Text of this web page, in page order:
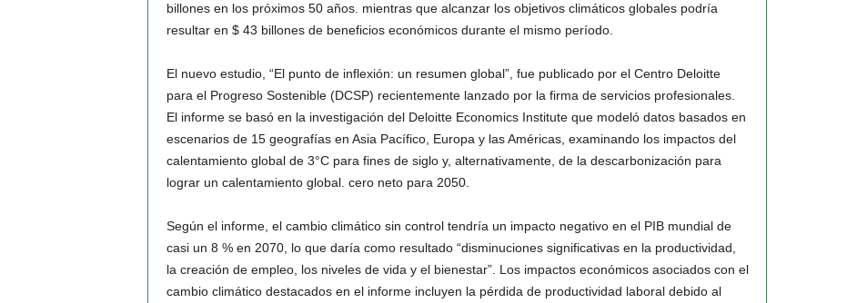
billones en los próximos 50 años. mientras que alcanzar los objetivos climáticos globales podría
resultar en $ 43 billones de beneficios económicos durante el mismo período.
El nuevo estudio, “El punto de inflexión: un resumen global”, fue publicado por el Centro Deloitte
para el Progreso Sostenible (DCSP) recientemente lanzado por la firma de servicios profesionales.
El informe se basó en la investigación del Deloitte Economics Institute que modeló datos basados ​​en
escenarios de 15 geografías en Asia Pacífico, Europa y las Américas, examinando los impactos del
calentamiento global de 3°C para fines de siglo y, alternativamente, de la descarbonización para
lograr un calentamiento global. cero neto para 2050.
Según el informe, el cambio climático sin control tendría un impacto negativo en el PIB mundial de
casi un 8 % en 2070, lo que daría como resultado “disminuciones significativas en la productividad,
la creación de empleo, los niveles de vida y el bienestar”. Los impactos económicos asociados con el
cambio climático destacados en el informe incluyen la pérdida de productividad laboral debido al